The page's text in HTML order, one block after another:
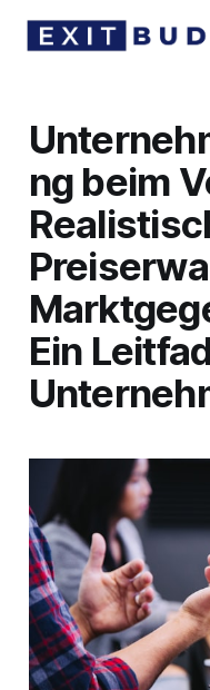
ng beim
Ein